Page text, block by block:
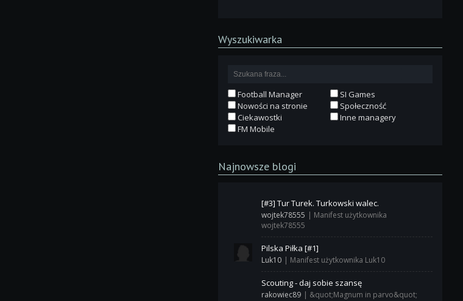
Wyszukiwarka
Football Manager
SI Games
Nowości na stronie
Społeczność
Ciekawostki
Inne managery
FM Mobile
Najnowsze blogi
[#3] Tur Turek. Turkowski walec.
wojtek78555 | Manifest użytkownika
wojtek78555
Pilska Piłka [#1]
Luk10 | Manifest użytkownika Luk10
Scouting - daj sobie szansę
rakowiec89 | &quot;Magnum in parvo&quot;